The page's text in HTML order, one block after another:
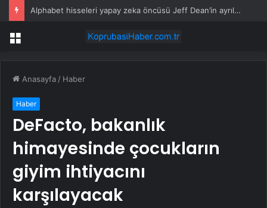
Alphabet hisseleri yapay zeka öncüsü Jeff Dean’in ayrılmasıyla %5 düştü
Menü
Anasayfa / Haber
Haber
DeFacto, bakanlık
himayesinde çocukların
giyim ihtiyacını
karşılayacak